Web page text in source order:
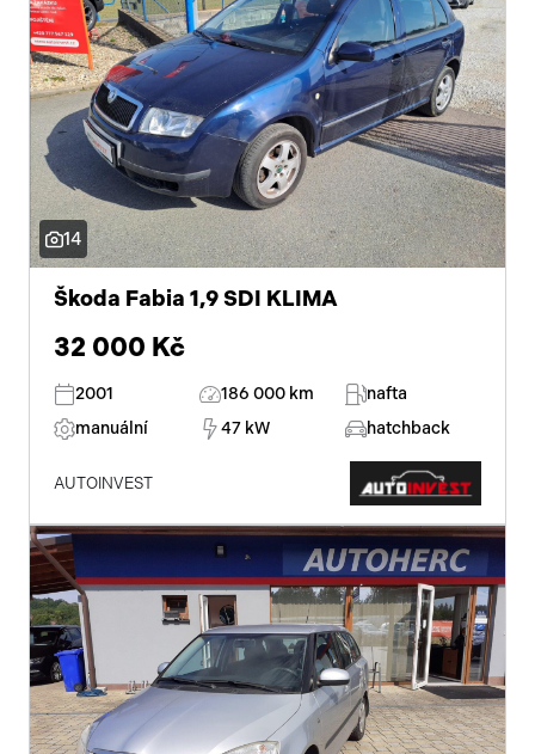
14
Škoda Fabia 1,9 SDI KLIMA
32 000 Kč
2001 186 000 km
nafta
manuální
47 kW hatchback
AUTOINVEST